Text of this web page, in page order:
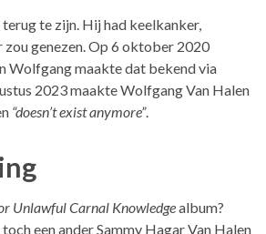
terug te zijn. Hij had keelkanker,
zou genezen. Op 6 oktober 2020
Wolfgang maakte dat bekend via
2023 maakte Wolfgang Van Halen
“doesn’t exist anymore”.
Unlawful Carnal Knowledgealbum?
een ander Sammy Hagar Van Halen